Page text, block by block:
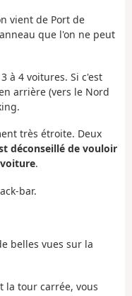
vient de Port de
que l'on ne peut
à 4 voitures. Si c'est
arrière (vers le Nord
très étroite. Deux
déconseillé de vouloir
.
bar.
belles vues sur la
la tour carrée, vous